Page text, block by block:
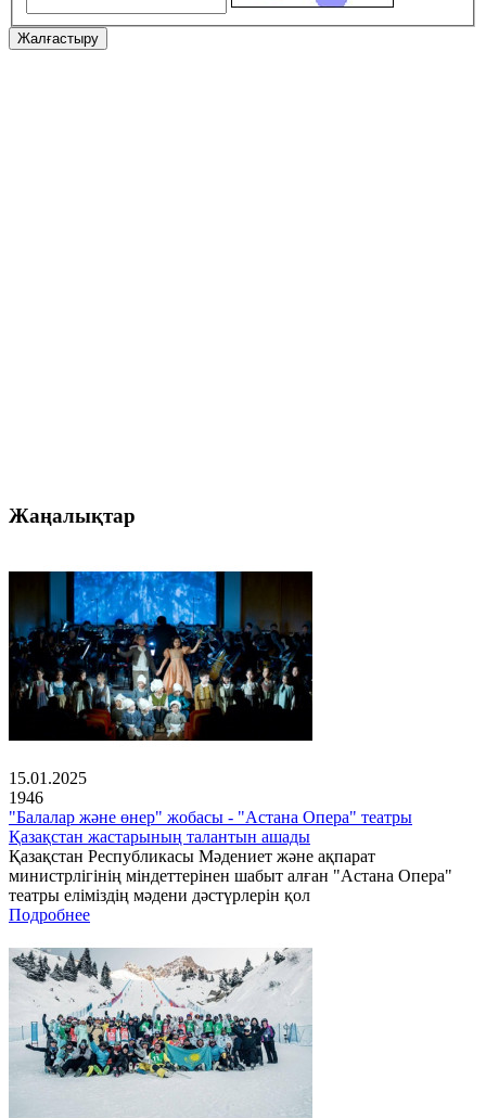
Жалғастыру
Жаңалықтар
15.01.2025
1946
"Балалар және өнер" жобасы - "Астана Опера" театры
Қазақстан жастарының талантын ашады
Қазақстан Республикасы Мәдениет және ақпарат
министрлігінің міндеттерінен шабыт алған "Астана Опера"
театры еліміздің мәдени дәстүрлерін қол
Подробнее